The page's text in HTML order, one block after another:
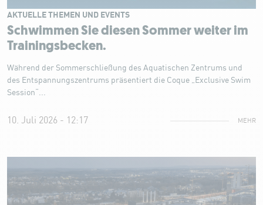
Schwimmen Sie diesen Sommer weiter im
Trainingsbecken.
AKTUELLE THEMEN UND EVENTS
Während der Sommerschließung des Aquatischen Zentrums und
des Entspannungszentrums präsentiert die Coque „Exclusive Swim
Session“...
10. Juli 2026 - 12:17 MEHR